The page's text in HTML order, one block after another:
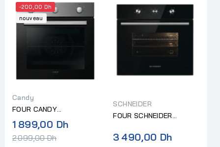
-200,00 Dh
nouveau
Candy
FOUR CANDY
ELECTRIQUE
MULTIFONCTION 60CM
INOX
1 899,00 DhPrix
2 099,00 Dh
SCHNEIDER
FOUR SCHNEIDER
MULTIFONCTION 60CM
3 490,00 Dh